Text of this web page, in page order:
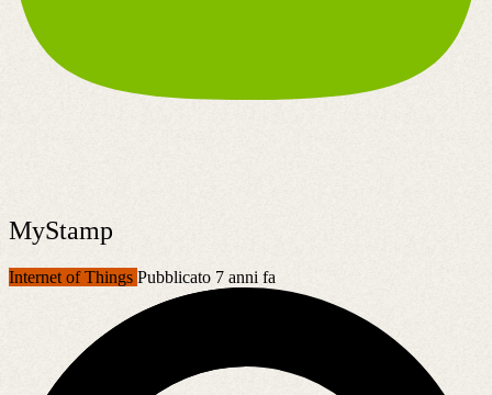
MyStamp
Internet of Things Pubblicato 7 anni fa